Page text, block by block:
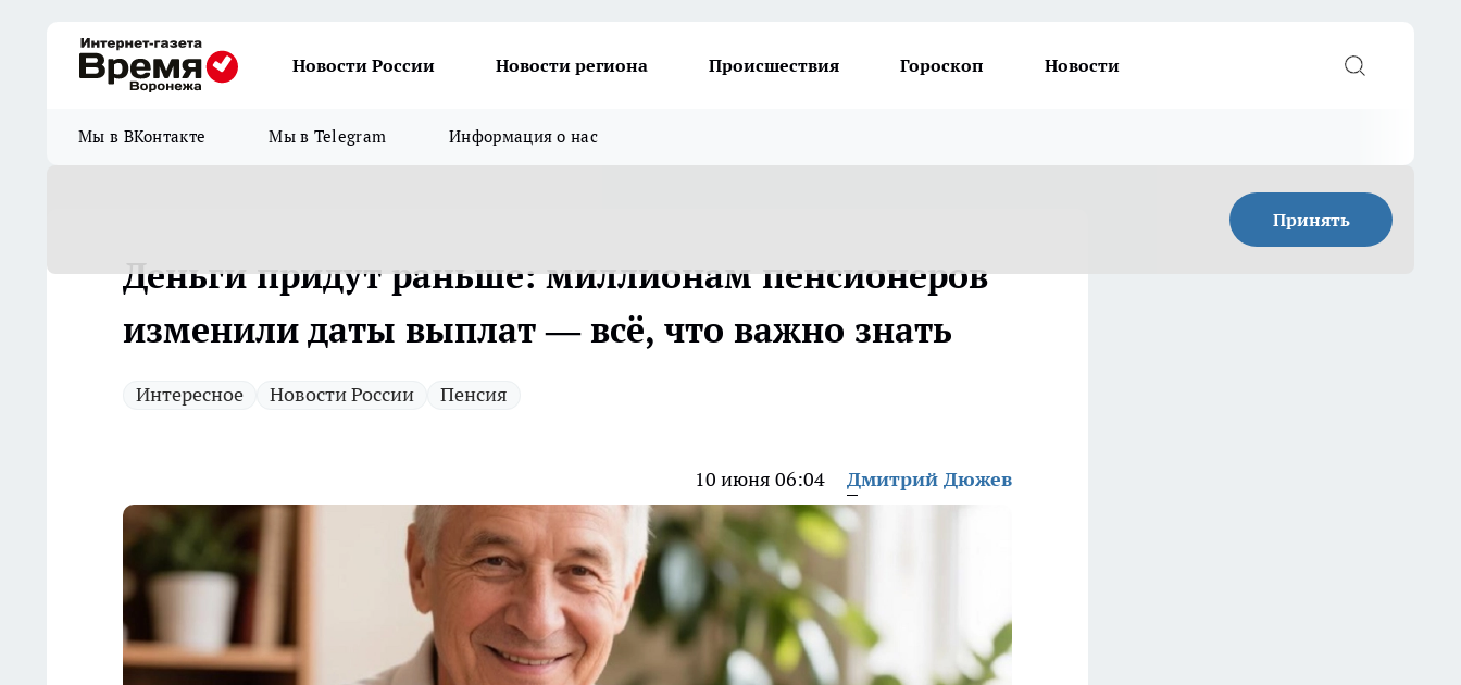
Новости России Новости региона Происшествия Гороскоп Новости
Мы в ВКонтакте Мы в Telegram Информация о нас
Принять
Деньги придут раньше: миллионам пенсионеров
изменили даты выплат — всё, что важно знать
Интересное Новости России Пенсия
10 июня 06:04 Дмитрий Дюжев